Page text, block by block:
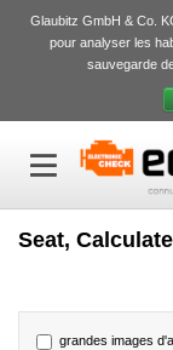
Glaubitz GmbH & Co.
pour analyser les
sauvegarde
Seat,
grandes images